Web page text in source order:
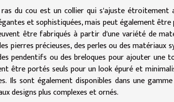
du cou est un collier qui s'ajuste
et sophistiquées, mais peut également
être fabriqués à partir d'une variété de
pierres précieuses, des perles ou des
pendentifs ou des breloques pour ajouter une
être portés seuls pour un look épuré et
Ils sont également disponibles dans une
designs plus complexes et ornés.